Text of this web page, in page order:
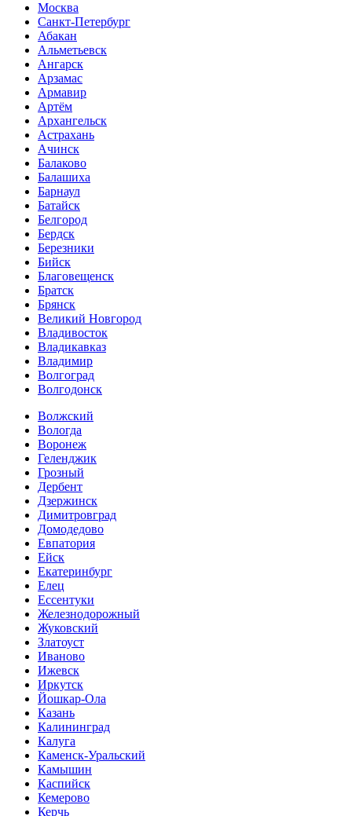
Москва
Санкт-Петербург
Абакан
Альметьевск
Ангарск
Арзамас
Армавир
Артём
Архангельск
Астрахань
Ачинск
Балаково
Балашиха
Барнаул
Батайск
Белгород
Бердск
Березники
Бийск
Благовещенск
Братск
Брянск
Великий Новгород
Владивосток
Владикавказ
Владимир
Волгоград
Волгодонск
Волжский
Вологда
Воронеж
Геленджик
Грозный
Дербент
Дзержинск
Димитровград
Домодедово
Евпатория
Ейск
Екатеринбург
Елец
Ессентуки
Железнодорожный
Жуковский
Златоуст
Иваново
Ижевск
Иркутск
Йошкар-Ола
Казань
Калининград
Калуга
Каменск-Уральский
Камышин
Каспийск
Кемерово
Керчь